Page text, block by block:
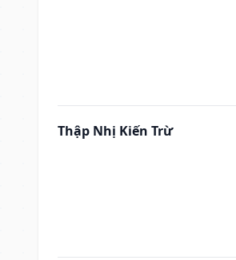
Thập Nhị Kiến Trừ